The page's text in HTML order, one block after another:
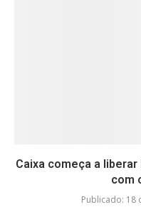
Caixa começa a
com
Publicado: 18